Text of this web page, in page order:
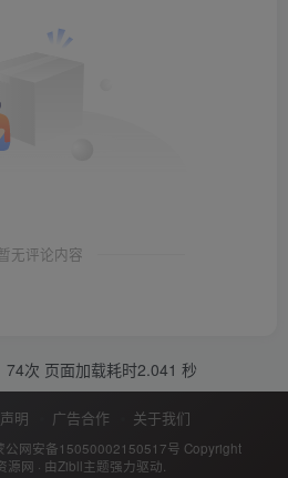
无评论内容
74次 页面加载耗时2.041 秒
明 广告合作 关于我们
公网安备15050002150517号 Copyright
源网 · 由Zibll主题强力驱动.